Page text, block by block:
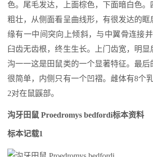
色。尾毛发达，上面棕色，下面暗白色。
粗壮，从侧面看呈曲线形，有很发达的眶
缘有一中间突向上倾斜，与中翼骨连接并
臼齿无齿根，终生生长。上门齿宽，明显
沟一一这是田鼠类的一个显著特征。最
很简单，内侧只有一个凹褶。雌体有8个
2对在鼠鼷部。
沟牙田鼠 Proedromys bedfordi标本资料
标本记载1